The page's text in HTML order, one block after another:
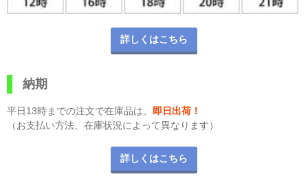
詳しくはこちら
納期
平日13時までの注文で在庫品は、 即日出荷！
（お支払い方法、在庫状況によって異なります）
詳しくはこちら